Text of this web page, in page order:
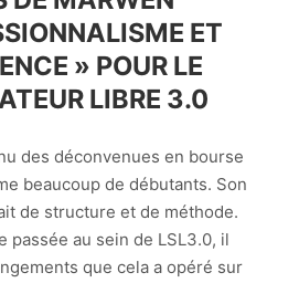
ET
» POUR LE
LIBRE 3.0
des déconvenues en bourse
beaucoup de débutants. Son
de structure et de méthode.
passée au sein de LSL3.0, il
que cela a opéré sur